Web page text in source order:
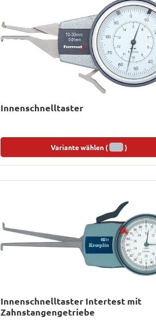
Innenschnelltaster
Variante wählen ( )
Innenschnelltaster Intertest mit
Zahnstangengetriebe